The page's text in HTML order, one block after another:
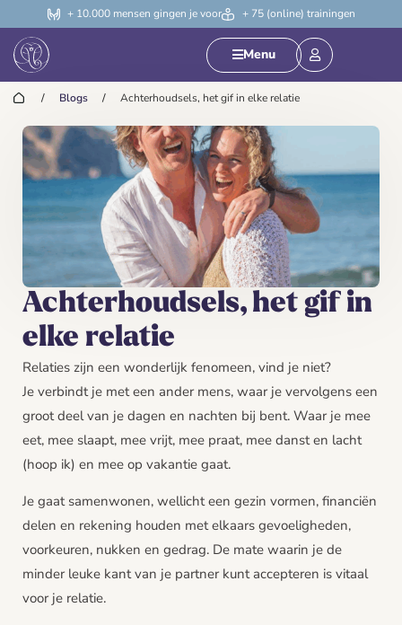
+ 10.000 mensen gingen je voor + 75 (online) trainingen
Menu
/ Blogs / Achterhoudsels, het gif in elke relatie
Achterhoudsels, het gif in
elke relatie
Relaties zijn een wonderlijk fenomeen, vind je niet?
Je verbindt je met een ander mens, waar je vervolgens een
groot deel van je dagen en nachten bij bent. Waar je mee
eet, mee slaapt, mee vrijt, mee praat, mee danst en lacht
(hoop ik) en mee op vakantie gaat.
Je gaat samenwonen, wellicht een gezin vormen, financiën
delen en rekening houden met elkaars gevoeligheden,
voorkeuren, nukken en gedrag. De mate waarin je de
minder leuke kant van je partner kunt accepteren is vitaal
voor je relatie.